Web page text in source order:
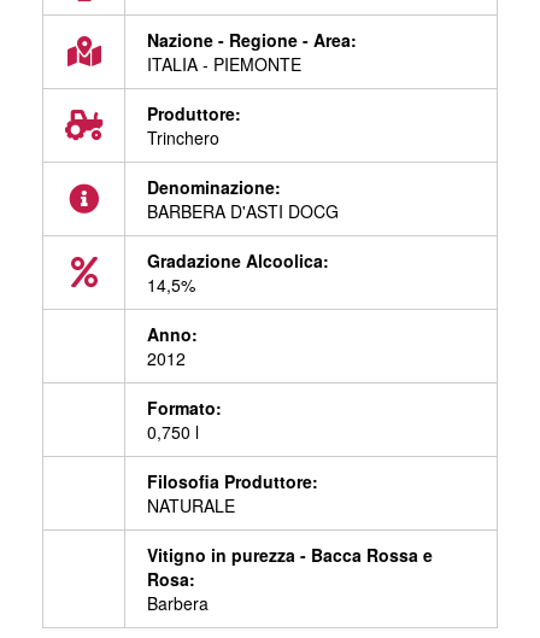
Nazione - Regione - Area:
ITALIA - PIEMONTE
Produttore:
Trinchero
Denominazione:
BARBERA D'ASTI DOCG
Gradazione Alcoolica:
14,5%
Anno:
2012
Formato:
0,750 l
Filosofia Produttore:
NATURALE
Vitigno in purezza - Bacca Rossa e
Rosa:
Barbera